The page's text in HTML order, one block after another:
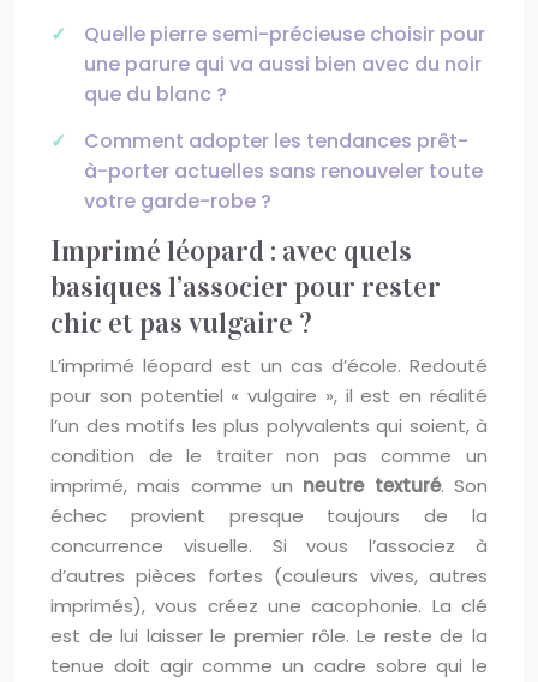
Quelle pierre semi-précieuse choisir pour
une parure qui va aussi bien avec du noir
que du blanc ?
Comment adopter les tendances prêt-
à-porter actuelles sans renouveler toute
votre garde-robe ?
Imprimé léopard : avec quels
basiques l’associer pour rester
chic et pas vulgaire ?
L’imprimé léopard est un cas d’école. Redouté
pour son potentiel « vulgaire », il est en réalité
l’un des motifs les plus polyvalents qui soient, à
condition de le traiter non pas comme un
imprimé, mais comme un neutre texturé. Son
échec provient presque toujours de la
concurrence visuelle. Si vous l’associez à
d’autres pièces fortes (couleurs vives, autres
imprimés), vous créez une cacophonie. La clé
est de lui laisser le premier rôle. Le reste de la
tenue doit agir comme un cadre sobre qui le